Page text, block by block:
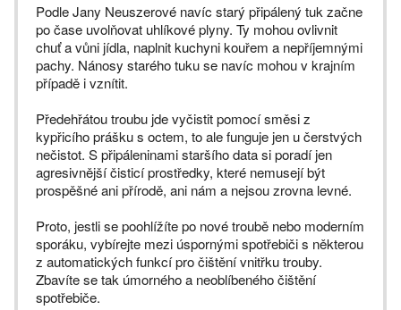
Podle Jany Neuszerové navíc starý připálený tuk začne
po čase uvolňovat uhlíkové plyny. Ty mohou ovlivnit
chuť a vůni jídla, naplnit kuchyni kouřem a nepříjemnými
pachy. Nánosy starého tuku se navíc mohou v krajním
případě i vznítit.
Předehřátou troubu jde vyčistit pomocí směsi z
kypřicího prášku s octem, to ale funguje jen u čerstvých
nečistot. S připáleninami staršího data si poradí jen
agresivnější čisticí prostředky, které nemusejí být
prospěšné ani přírodě, ani nám a nejsou zrovna levné.
Proto, jestli se poohlížíte po nové troubě nebo moderním
sporáku, vybírejte mezi úspornými spotřebiči s některou
z automatických funkcí pro čištění vnitřku trouby.
Zbavíte se tak úmorného a neoblíbeného čištění
spotřebiče.